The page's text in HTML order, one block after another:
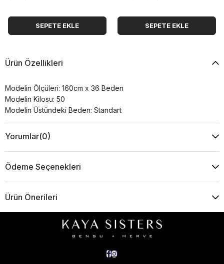
SEPETE EKLE SEPETE EKLE
Ürün Özellikleri
Modelin Ölçüleri: 160cm x 36 Beden
Modelin Kilosu: 50
Modelin Üstündeki Beden: Standart
Yorumlar(0)
Ödeme Seçenekleri
Ürün Önerileri